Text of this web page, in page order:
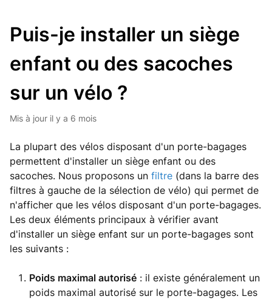
Puis-je installer un siège
enfant ou des sacoches
sur un vélo ?
Mis à jour il y a 6 mois
La plupart des vélos disposant d'un porte-bagages
permettent d'installer un siège enfant ou des
sacoches. Nous proposons un filtre (dans la barre des
filtres à gauche de la sélection de vélo) qui permet de
n'afficher que les vélos disposant d'un porte-bagages.
Les deux éléments principaux à vérifier avant
d'installer un siège enfant sur un porte-bagages sont
les suivants :
Poids maximal autorisé : il existe généralement un
poids maximal autorisé sur le porte-bagages. Les